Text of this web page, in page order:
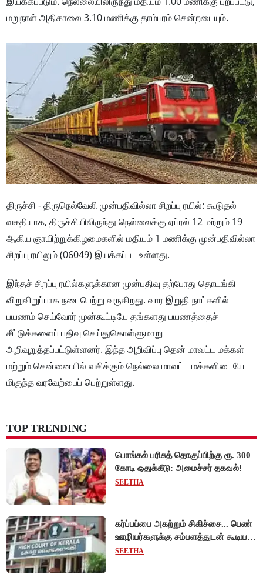
மறுநாள் அதிகாலை 3.10 மணிக்கு தாம்பரம் சென்றடையும்.
திருச்சி - திருநெல்வேலி முன்பதிவில்லா சிறப்பு ரயில்: கூடுதல்
வசதியாக, திருச்சியிலிருந்து நெல்லைக்கு ஏப்ரல் 12 மற்றும் 19
ஆகிய ஞாயிற்றுக்கிழமைகளில் மதியம் 1 மணிக்கு முன்பதிவில்லா
சிறப்பு ரயிலும் (06049) இயக்கப்பட உள்ளது.
இந்தச் சிறப்பு ரயில்களுக்கான முன்பதிவு தற்போது தொடங்கி
விறுவிறுப்பாக நடைபெற்று வருகிறது. வார இறுதி நாட்களில்
பயணம் செய்வோர் முன்கூட்டியே தங்களது பயணத்தைச்
சீட்டுக்களைப் பதிவு செய்துகொள்ளுமாறு
அறிவுறுத்தப்பட்டுள்ளனர். இந்த அறிவிப்பு தென் மாவட்ட மக்கள்
மற்றும் சென்னையில் வசிக்கும் நெல்லை மாவட்ட மக்களிடையே
மிகுந்த வரவேற்பைப் பெற்றுள்ளது.
TOP TRENDING
பொங்கல் பரிசுத் தொகுப்பிற்கு ரூ. 300
கோடி ஒதுக்கீடு: அமைச்சர் தகவல்!
SEETHA
கர்ப்பப்பை அகற்றும் சிகிச்சை... பெண்
ஊழியர்களுக்கு சம்பளத்துடன் கூடிய
விடுப்பு - உயர்நீதிமன்றம் அதிரடி
SEETHA